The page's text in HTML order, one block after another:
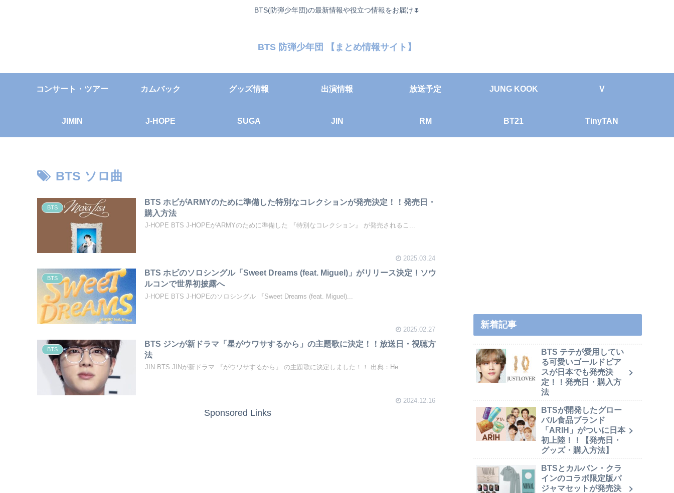
BTS(防弾少年団)の最新情報や役立つ情報をお届け🌷
BTS 防弾少年団 【まとめ情報サイト】
コンサート・ツアー カムバック グッズ情報 出演情報 放送予定 JUNG KOOK V
JIMIN J-HOPE SUGA JIN RM BT21 TinyTAN
BTS ソロ曲
BTS
BTS ホビがARMYのために準備した特別なコレクションが発売決定！！発売日・
購入方法
J-HOPE BTS J-HOPEがARMYのために準備した 『特別なコレクション』 が発売されるこ...
2025.03.24
BTS
BTS ホビのソロシングル「Sweet Dreams (feat. Miguel)」がリリース決定！ソウ
ルコンで世界初披露へ
J-HOPE BTS J-HOPEのソロシングル 『Sweet Dreams (feat. Miguel)...
2025.02.27
BTS
BTS ジンが新ドラマ「星がウワサするから」の主題歌に決定！！放送日・視聴方
法
JIN BTS JINが新ドラマ 『がウワサするから』 の主題歌に決定しました！！ 出典：He...
2024.12.16
Sponsored Links
新着記事
BTS テテが愛用してい
る可愛いゴールドピア
スが日本でも発売決
定！！発売日・購入方
法
BTSが開発したグロー
バル食品ブランド
「ARIH」がついに日本
初上陸！！【発売日・
グッズ・購入方法】
BTSとカルバン・クラ
インのコラボ限定版パ
ジャマセットが発売決